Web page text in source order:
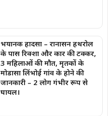
भयानक हादसा – रानासन हथरोल
के पास रिक्शा और कार की टक्कर,
3 महिलाओं की मौत, मृतकों के
मोडासा लिंभोई गांव के होने की
जानकारी – 2 लोग गंभीर रूप से
घायल।